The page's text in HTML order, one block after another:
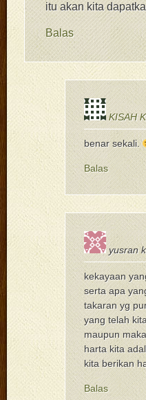
itu akan kita
Balas
KISAH
benar sekali.
Balas
yusran
kekayaan
serta apa
takaran yg
yang telah
maupun
harta kita
kita berikan
Balas